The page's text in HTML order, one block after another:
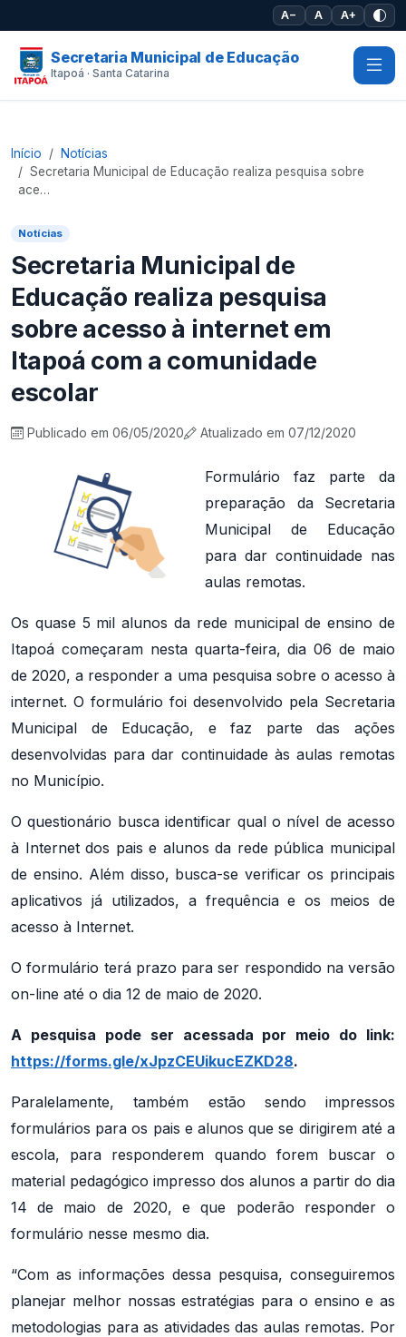
A− A A+
Secretaria Municipal de Educação
Itapoá · Santa Catarina
Início
Notícias
Secretaria Municipal de Educação realiza pesquisa sobre
ace…
Notícias
Secretaria Municipal de
Educação realiza pesquisa
sobre acesso à internet em
Itapoá com a comunidade
escolar
Publicado em 06/05/2020 Atualizado em 07/12/2020
Formulário faz parte da
preparação da Secretaria
Municipal de Educação
para dar continuidade nas
aulas remotas.
Os quase 5 mil alunos da rede municipal de ensino de
Itapoá começaram nesta quarta-feira, dia 06 de maio
de 2020, a responder a uma pesquisa sobre o acesso à
internet. O formulário foi desenvolvido pela Secretaria
Municipal de Educação, e faz parte das ações
desenvolvidas para dar continuidade às aulas remotas
no Município.
O questionário busca identificar qual o nível de acesso
à Internet dos pais e alunos da rede pública municipal
de ensino. Além disso, busca-se verificar os principais
aplicativos já utilizados, a frequência e os meios de
acesso à Internet.
O formulário terá prazo para ser respondido na versão
on-line até o dia 12 de maio de 2020.
A pesquisa pode ser acessada por meio do link:
https://forms.gle/xJpzCEUikucEZKD28.
Paralelamente, também estão sendo impressos
formulários para os pais e alunos que se dirigirem até a
escola, para responderem quando forem buscar o
material pedagógico impresso dos alunos a partir do dia
14 de maio de 2020, e que poderão responder o
formulário nesse mesmo dia.
“Com as informações dessa pesquisa, conseguiremos
planejar melhor nossas estratégias para o ensino e as
metodologias para as atividades das aulas remotas. Por